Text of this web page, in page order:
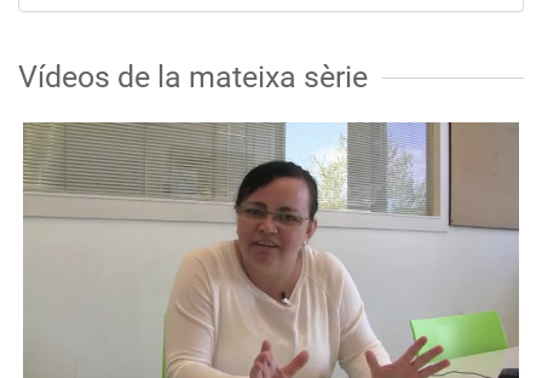
Vídeos de la mateixa sèrie